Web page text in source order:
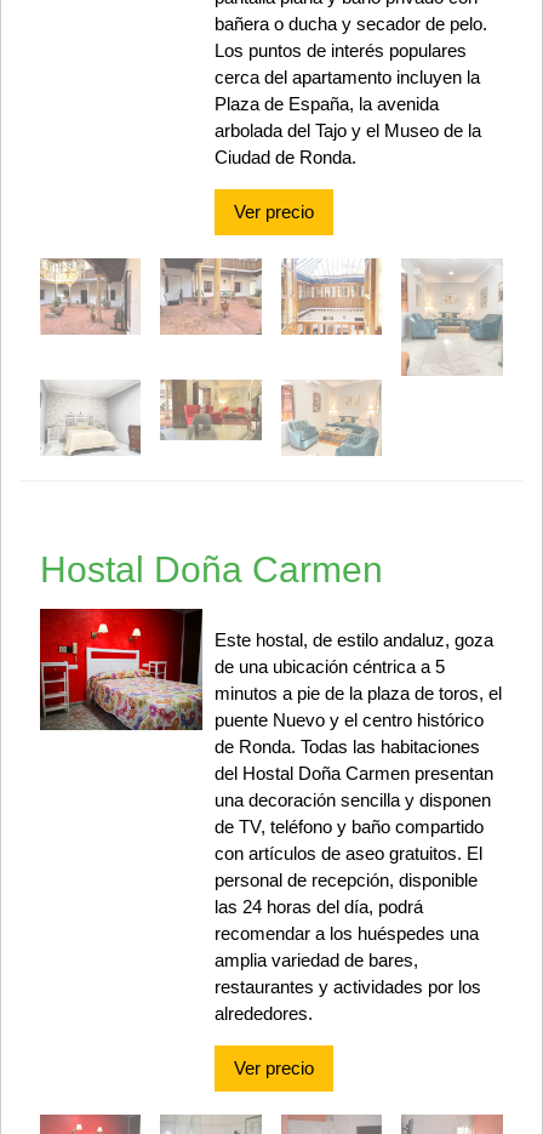
bañera o ducha y secador de pelo.
Los puntos de interés populares
cerca del apartamento incluyen la
Plaza de España, la avenida
arbolada del Tajo y el Museo de la
Ciudad de Ronda.
Ver precio
Hostal Doña Carmen
Este hostal, de estilo andaluz, goza
de una ubicación céntrica a 5
minutos a pie de la plaza de toros, el
puente Nuevo y el centro histórico
de Ronda. Todas las habitaciones
del Hostal Doña Carmen presentan
una decoración sencilla y disponen
de TV, teléfono y baño compartido
con artículos de aseo gratuitos. El
personal de recepción, disponible
las 24 horas del día, podrá
recomendar a los huéspedes una
amplia variedad de bares,
restaurantes y actividades por los
alrededores.
Ver precio